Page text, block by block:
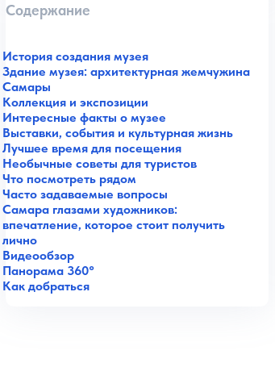
Содержание
История создания музея
Здание музея: архитектурная жемчужина
Самары
Коллекция и экспозиции
Интересные факты о музее
Выставки, события и культурная жизнь
Лучшее время для посещения
Необычные советы для туристов
Что посмотреть рядом
Часто задаваемые вопросы
Самара глазами художников:
впечатление, которое стоит получить
лично
Видеообзор
Панорама 360°
Как добраться